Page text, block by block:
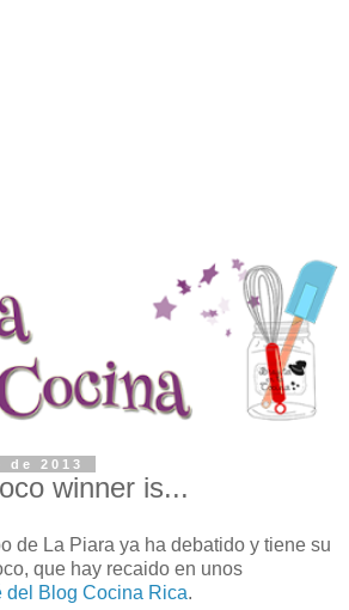
2013
winner is...
de La Piara ya ha debatido y tiene su
que hay recaido en unos
del Blog Cocina Rica.